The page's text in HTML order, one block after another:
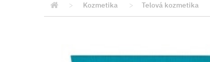
> Kozmetika > Telová kozmetika